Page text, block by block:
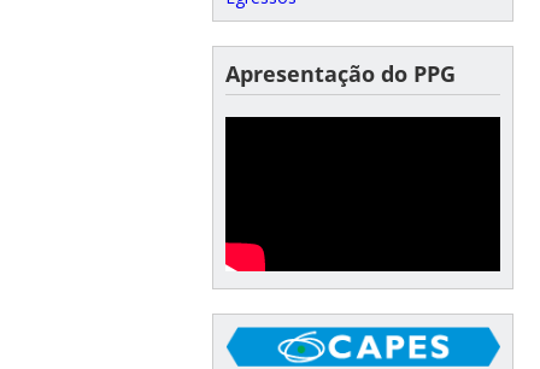
Apresentação do PPG